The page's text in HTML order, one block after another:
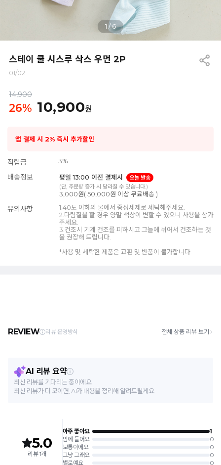
1/6
스테이 쿨 시스루 삭스 우먼 2P
01/02
14,900
26% 10,900원
앱 결제 시 2% 즉시 추가할인
적립금 3%
배송정보 평일 13:00 이전 결제시
오늘 발송
(단, 주문량 증가 시 달라질 수 있습니다.)
3,000원( 50,000원 이상 무료배송 )
유의사항
1.40도 이하의 물에서 중성세제로 세탁해주세요.
2.다림질을 할 경우 양말 색상이 변할 수 있으니 사용을 삼가
주세요.
3.건조시 기계 건조를 피하시고 그늘에 뉘어서 건조하는 것
을 권장해 드립니다.
*사용 및 세탁한 제품은 교환 및 반품이 불가합니다.